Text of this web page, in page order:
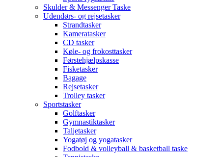
Skulder & Messenger Taske
Udendørs- og rejsetasker
Strandtasker
Kameratasker
CD tasker
Køle- og frokosttasker
Førstehjælpskasse
Fisketasker
Bagage
Rejsetasker
Trolley tasker
Sportstasker
Golftasker
Gymnastiktasker
Taljetasker
Yogatøj og yogatasker
Fodbold & volleyball & basketball taske